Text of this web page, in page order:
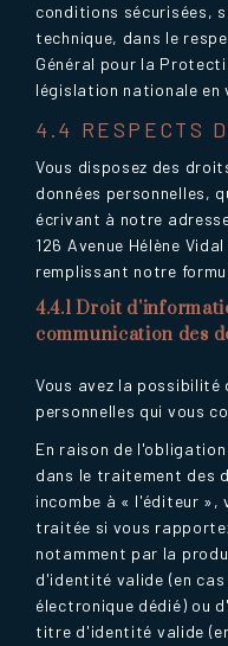
conditions sécurisées,
technique, dans le
Général pour la
législation nationale en
4.4 RESPECTS
Vous disposez des
données personnelles,
écrivant à notre
126 Avenue Hélène
remplissant notre
4.4.1 Droit
communication des
Vous avez la possibilité
personnelles qui vous
En raison de
dans le traitement des
incombe à « l'éditeur »,
traitée si vous
notamment par la
d'identité valide (en
électronique dédié) ou
titre d'identité valide